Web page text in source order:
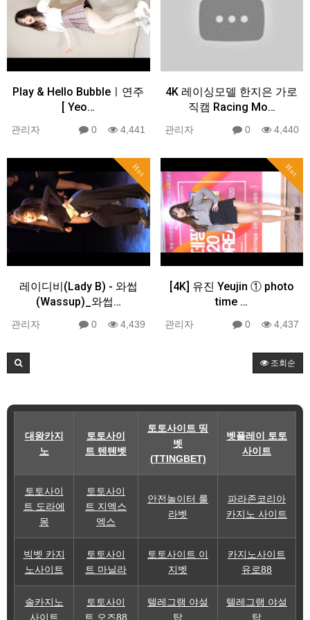
Play & Hello Bubbleㅣ연주
[ Yeo…
관리자 0 4,441
4K 레이싱모델 한지은 가로
직캠 Racing Mo…
관리자 0 4,440
Hot
레이디비(Lady B) - 와썹
(Wassup)_와썹…
관리자 0 4,439
Hot
[4K] 유진 Yeujin ① photo
time …
관리자 0 4,437
조회순
대왕카지
노
토토사이
트 텐텐벳
토토사이트 띵
벳
(TTINGBET)
벳플레이 토토
사이트
토토사이
트 도라에
몽
토토사이
트 지엑스
엑스
안전놀이터 룰
라벳
파라존코리아
카지노 사이트
빅벳 카지
노사이트
토토사이
트 마닐라
토토사이트 이
지벳
카지노사이트
유로88
솔카지노
사이트
토토사이
트 오즈88
텔레그램 야설
탑
텔레그램 야설
탑